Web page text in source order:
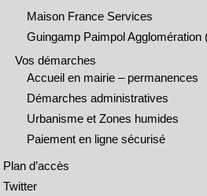
Maison France Services
Guingamp Paimpol Agglomération
Vos démarches
Accueil en mairie – permanences
Démarches administratives
Urbanisme et Zones humides
Paiement en ligne sécurisé
Plan d’accès
Twitter